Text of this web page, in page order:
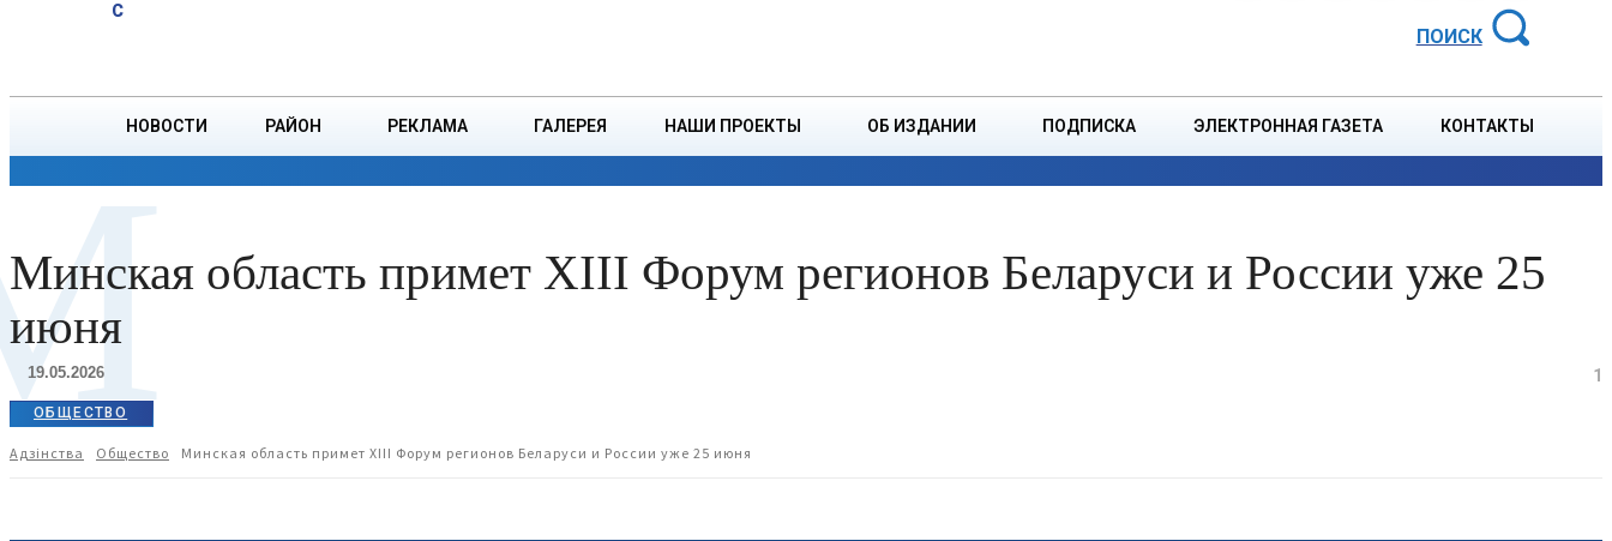
C
Суббота, 8 августа
ПОИСК
НОВОСТИ РАЙОН РЕКЛАМА ГАЛЕРЕЯ НАШИ ПРОЕКТЫ ОБ ИЗДАНИИ ПОДПИСКА ЭЛЕКТРОННАЯ ГАЗЕТА КОНТАКТЫ
Минская область примет XIII Форум регионов Беларуси и России уже 25
июня
19.05.2026 1
ОБЩЕСТВО
Адзiнства Общество Минская область примет XIII Форум регионов Беларуси и России уже 25 июня